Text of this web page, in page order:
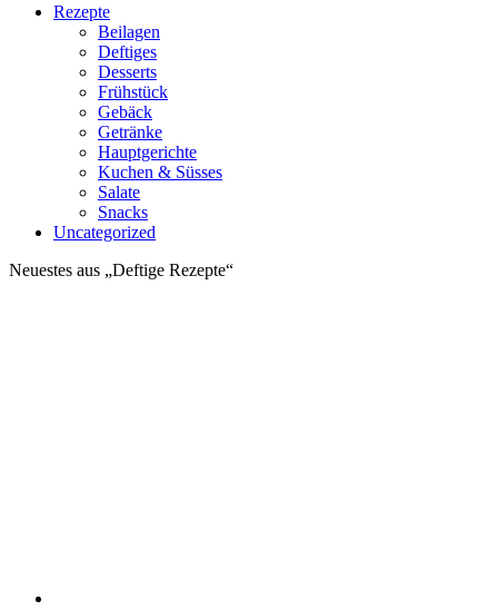
Rezepte
Beilagen
Deftiges
Desserts
Frühstück
Gebäck
Getränke
Hauptgerichte
Kuchen & Süsses
Salate
Snacks
Uncategorized
Neuestes aus „Deftige Rezepte“